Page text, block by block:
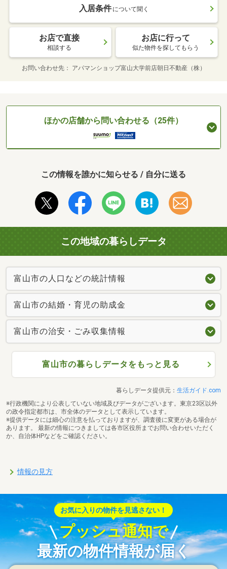
入居条件 について聞く
お店で直接
相談する
お店に行って
似た物件を探してもらう
お問い合わせ先 アパマンショップ富山大学前店朝日不動産（株）
ほかの店舗から問い合わせる（25件）
この情報を誰かに知らせる / 自分に送る
この地域の暮らしデータ
富山市の人口などの統計情報
富山市の結婚・育児の助成金
富山市の治安・ごみ収集情報
富山市の暮らしデータをもっと見る
暮らしデータ提供元： 生活ガイド.com
※行政機関により公表していない地域及びデータがございます。東京23区以外
の政令指定都市は、市全体のデータとして表示しています。
※提供データには細心の注意を払っておりますが、調査後に変更がある場合が
あります。 最新の情報につきましては各市区役所までお問い合わせいただく
か、自治体HPなどをご確認ください。
情報の見方
お気に入りの物件を見逃さない！
プッシュ通知で
最新の物件情報が届く